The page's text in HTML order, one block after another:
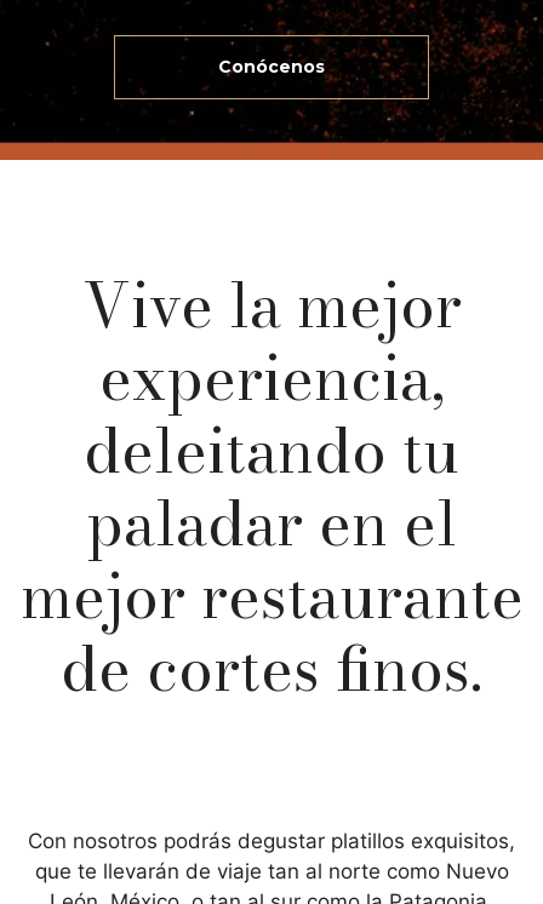
Conócenos
Vive la mejor
experiencia,
deleitando tu
paladar en el
mejor restaurante
de cortes finos.
Con nosotros podrás degustar platillos exquisitos,
que te llevarán de viaje tan al norte como Nuevo